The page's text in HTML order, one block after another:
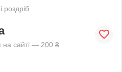
роздріб
на сайті — 200 ₴